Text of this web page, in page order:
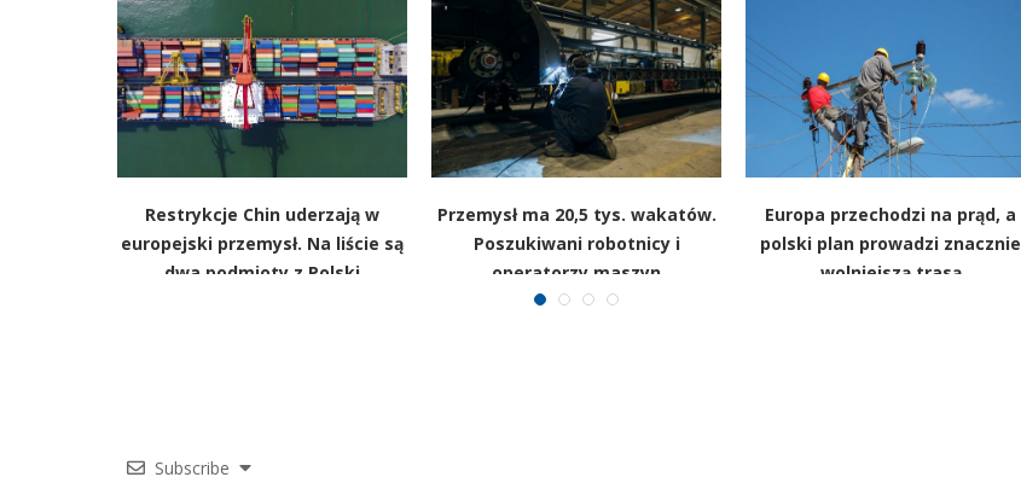
Restrykcje Chin uderzają w
europejski przemysł. Na liście są
dwa podmioty z Polski
Przemysł ma 20,5 tys. wakatów.
Poszukiwani robotnicy i
operatorzy maszyn
Europa przechodzi na prąd, a
polski plan prowadzi znacznie
wolniejszą trasą
Subscribe